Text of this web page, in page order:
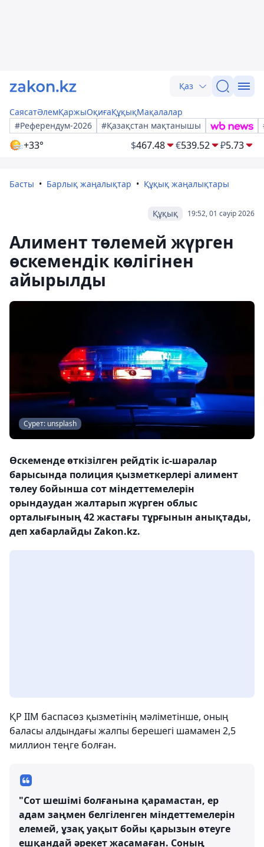
Қаз
СаясатӘлемҚаржыОқиғаҚұқықМақалалар
#Референдум-2026
#Қазақстан мақтанышы
+33° $467.48 €539.52 ₽5.73
Басты Барлық жаңалықтар Құқық жаңалықтары
19:52, 01 сәуір 2026
Құқық
Алимент төлемей жүрген
өскемендік көлігінен
айырылды
Сурет: unsplash
Өскеменде өткізілген рейдтік іс-шаралар
барысында полиция қызметкерлері алимент
төлеу бойынша сот міндеттемелерін
орындаудан жалтарып жүрген облыс
орталығының 42 жастағы тұрғынын анықтады,
деп хабарлайды Zakon.kz.
ҚР ІІМ баспасөз қызметінің мәліметінше, оның
баласы алдындағы жалпы берешегі шамамен 2,5
миллион теңге болған.
"Сот шешімі болғанына қарамастан, ер
адам заңмен белгіленген міндеттемелерін
елемей, ұзақ уақыт бойы қарызын өтеуге
ешқандай әрекет жасамаған. Соның